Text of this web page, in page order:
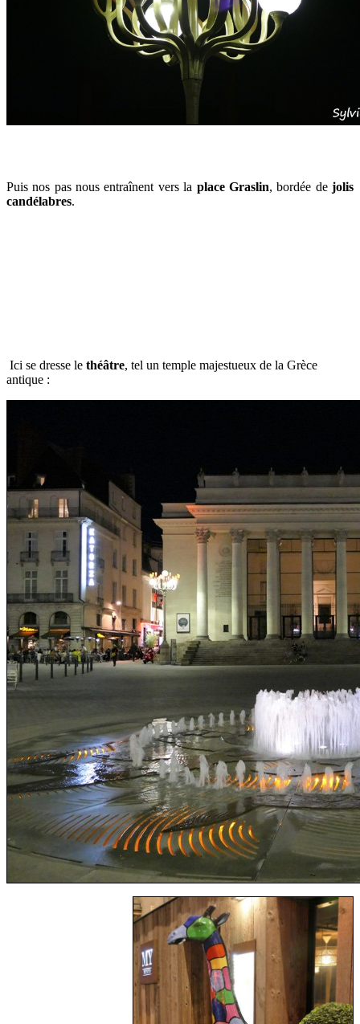
Puis nos pas nous entraînent vers la place Graslin, bordée dejolis
candélabres.
Ici se dresse le théâtre, tel un temple majestueux de la Grèce
antique :